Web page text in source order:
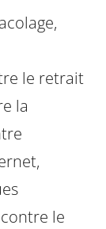
le retrait
la
contre le